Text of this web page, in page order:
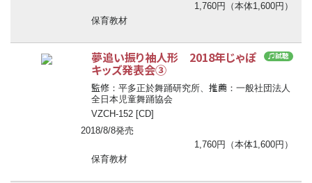
1,760円（本体1,600円）
保育教材
♫試聴
夢追い振り袖人形 2018年じゃぽ
キッズ発表会③
監修 ：平多正於舞踊研究所、 推薦 ：一般社団法人
全日本児童舞踊協会
VZCH-152 [CD]
2018/8/8発売
1,760円（本体1,600円）
保育教材